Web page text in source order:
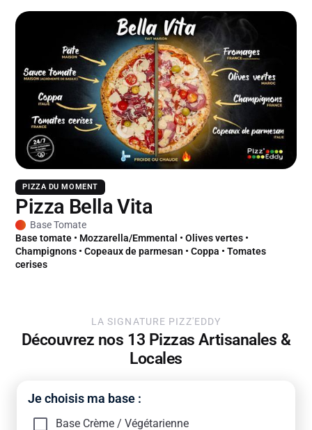
PIZZA DU MOMENT
Pizza Bella Vita
Base Tomate
Base tomate • Mozzarella/Emmental • Olives vertes •
Champignons • Copeaux de parmesan • Coppa • Tomates
cerises
LA SIGNATURE PIZZ'EDDY
Découvrez nos 13 Pizzas Artisanales &
Locales
Je choisis ma base :
Base Crème / Végétarienne